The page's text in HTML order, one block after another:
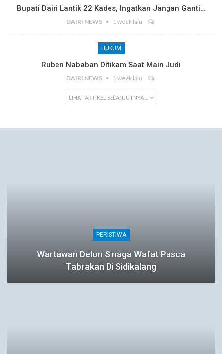
Bupati Dairi Lantik 22 Kades, Ingatkan Jangan Ganti…
DAIRI NEWS 1 week lalu
HUKUM
Ruben Nababan Ditikam Saat Main Judi
DAIRI NEWS 1 week lalu
LIHAT ARTIKEL SELANJUTNYA ...
PERISTIWA
Wartawan Delon Sinaga Wafat Pasca
Tabrakan Di Sidikalang